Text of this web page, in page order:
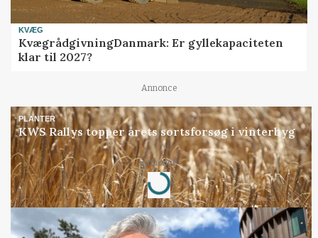
KVÆG
KvægrådgivningDanmark: Er gyllekapaciteten
klar til 2027?
Annonce
PLANTER
KWS Rallys topper årets sortsforsøg i vinterbyg
Annonce
Loading...